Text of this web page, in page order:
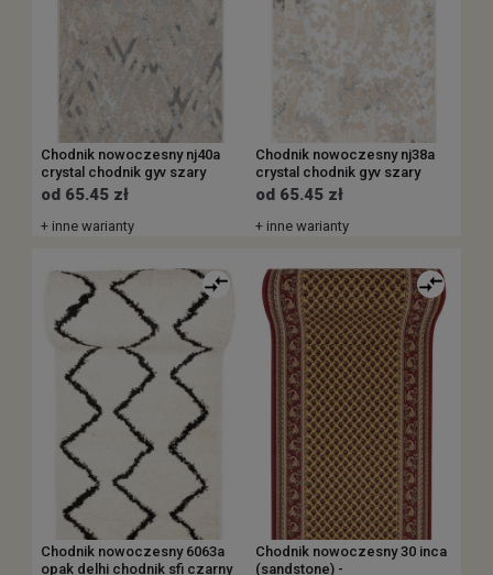
Chodnik nowoczesny nj40a
crystal chodnik gyv szary
od 65.45 zł
+ inne warianty
Chodnik nowoczesny nj38a
crystal chodnik gyv szary
od 65.45 zł
+ inne warianty
Chodnik nowoczesny 6063a
opak delhi chodnik sfi czarny
Chodnik nowoczesny 30 inca
(sandstone) -